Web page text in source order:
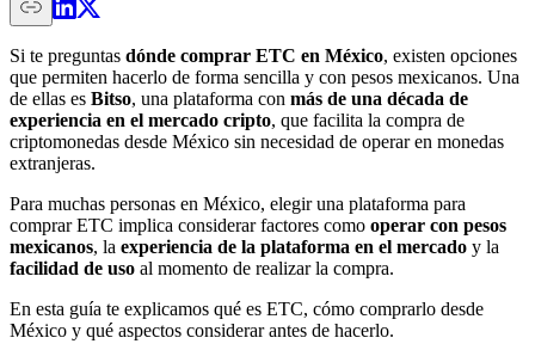
Si te preguntas dónde comprar ETC en México, existen opciones
que permiten hacerlo de forma sencilla y con pesos mexicanos. Una
de ellas es Bitso, una plataforma con más de una década de
experiencia en el mercado cripto, que facilita la compra de
criptomonedas desde México sin necesidad de operar en monedas
extranjeras.
Para muchas personas en México, elegir una plataforma para
comprar ETC implica considerar factores como operar con pesos
mexicanos, la experiencia de la plataforma en el mercado y la
facilidad de uso al momento de realizar la compra.
En esta guía te explicamos qué es ETC, cómo comprarlo desde
México y qué aspectos considerar antes de hacerlo.